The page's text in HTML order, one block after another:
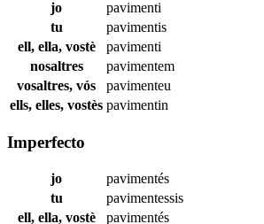
jo
pavimenti
tu
pavimentis
ell, ella, vostè
pavimenti
nosaltres
pavimentem
vosaltres, vós
pavimenteu
ells, elles, vostès pavimentin
Imperfecto
jo
pavimentés
tu
pavimentessis
ell, ella, vostè
pavimentés